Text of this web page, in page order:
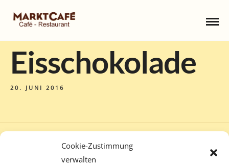
Cookie-Zustimmung
verwalten
Eisschokolade
20. JUNI 2016